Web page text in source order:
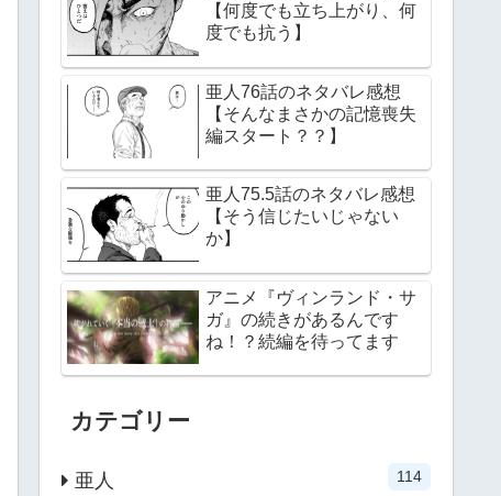
【何度でも立ち上がり、何
度でも抗う】
亜人76話のネタバレ感想
【そんなまさかの記憶喪失
編スタート？？】
亜人75.5話のネタバレ感想
【そう信じたいじゃない
か】
アニメ『ヴィンランド・サ
ガ』の続きがあるんです
ね！？続編を待ってます
カテゴリー
亜人 114